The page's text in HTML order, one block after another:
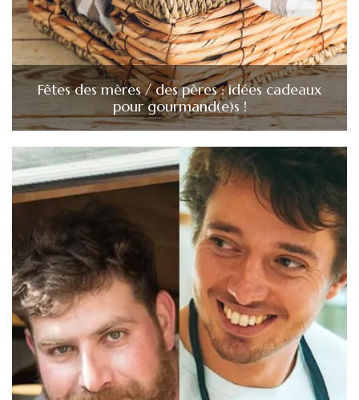
Fêtes des mères / des pères : idées cadeaux
pour gourmand(e)s !